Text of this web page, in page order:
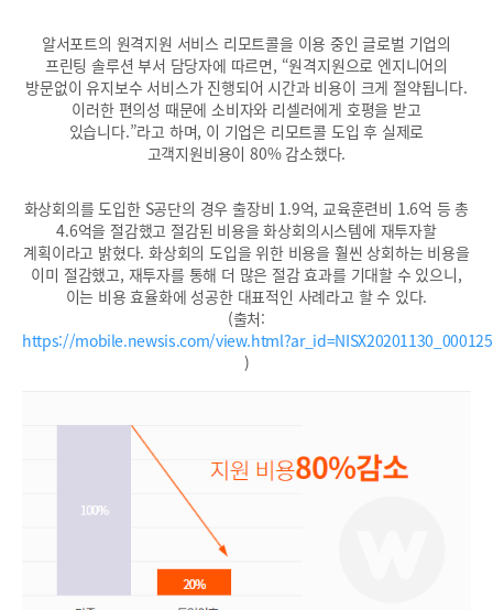
알서포트의 원격지원 서비스 리모트콜을 이용 중인 글로벌 기업의
프린팅 솔루션 부서 담당자에 따르면, “원격지원으로 엔지니어의
방문없이 유지보수 서비스가 진행되어 시간과 비용이 크게 절약됩니다.
이러한 편의성 때문에 소비자와 리셀러에게 호평을 받고
있습니다.”라고 하며, 이 기업은 리모트콜 도입 후 실제로
고객지원비용이 80% 감소했다.
화상회의를 도입한 S공단의 경우 출장비 1.9억, 교육훈련비 1.6억 등 총
4.6억을 절감했고 절감된 비용을 화상회의시스템에 재투자할
계획이라고 밝혔다. 화상회의 도입을 위한 비용을 훨씬 상회하는 비용을
이미 절감했고, 재투자를 통해 더 많은 절감 효과를 기대할 수 있으니,
이는 비용 효율화에 성공한 대표적인 사례라고 할 수 있다.
(출처:
https://mobile.newsis.com/
)